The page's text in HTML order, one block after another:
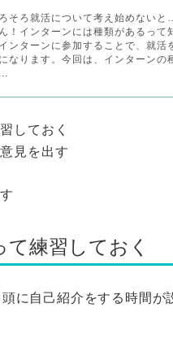
ろそろ就活について考え始めない
！インターンには種類があるって
ンターンに参加することで、就活
なります。今回は、インターンの
しておく
見を出す
練習しておく
に自己紹介をする時間が